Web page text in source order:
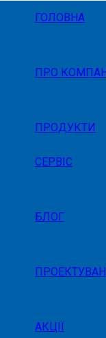
ГОЛОВНА
ПРО
ПРОДУКТИ
СЕРВІС
БЛОГ
АКЦІЇ